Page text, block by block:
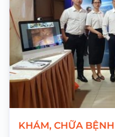
KHÁM, CHỮA